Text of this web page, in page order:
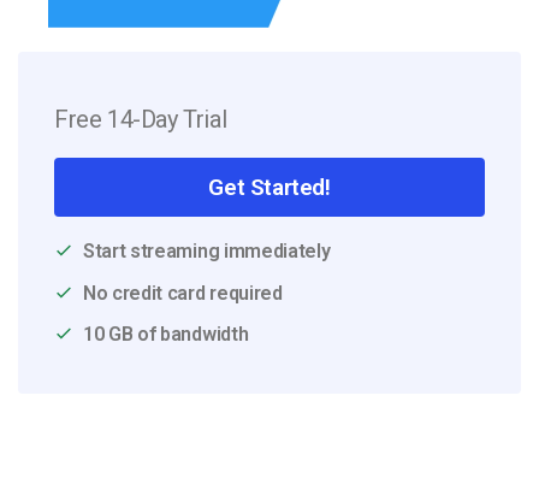
Free 14-Day Trial
Get Started!
Start streaming immediately
No credit card required
10 GB of bandwidth